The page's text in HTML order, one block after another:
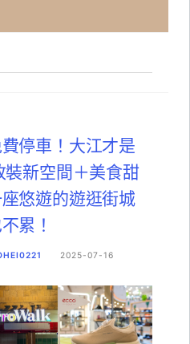
停車！大江才是
裝新空間＋美食甜
悠遊的遊逛街城
累！
2025-07-16